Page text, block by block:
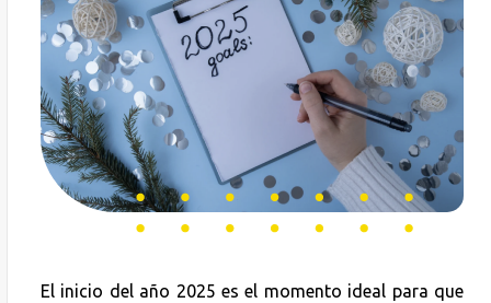
El inicio del año 2025 es el momento ideal para que